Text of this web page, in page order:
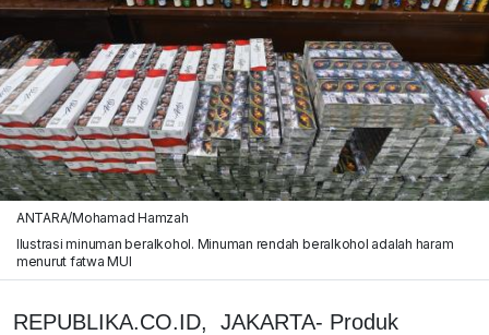
ANTARA/Mohamad Hamzah
Ilustrasi minuman beralkohol. Minuman rendah beralkohol adalah haram
menurut fatwa MUI
REPUBLIKA.CO.ID, JAKARTA- Produk